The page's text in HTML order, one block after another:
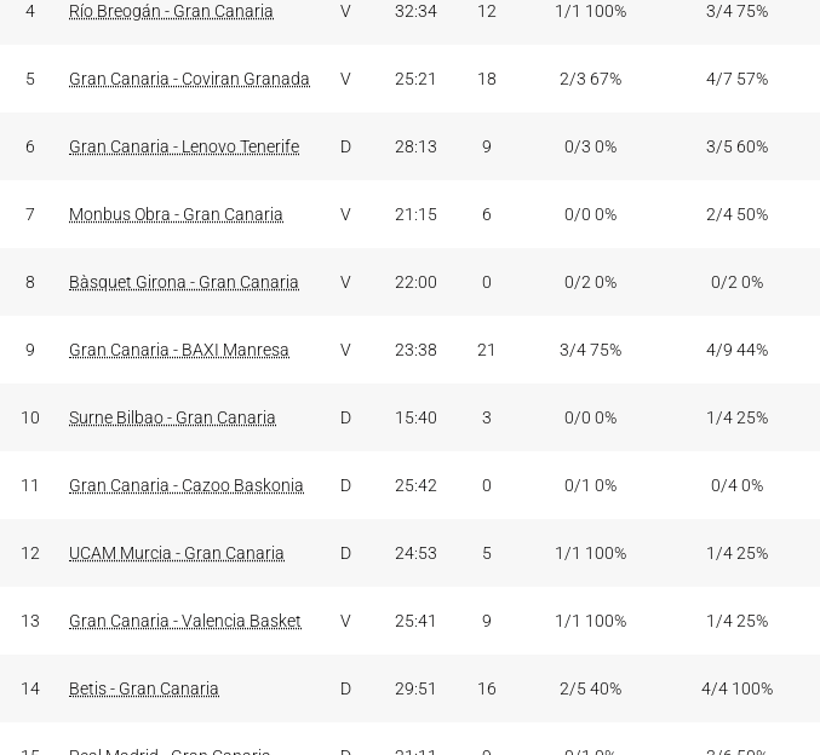
4 Río Breogán - Gran Canaria V 32:34 12 1/1 100% 3/4 75%
5 Gran Canaria - Coviran Granada V 25:21 18 2/3 67% 4/7 57%
6 Gran Canaria - Lenovo Tenerife D 28:13 9 0/3 0% 3/5 60%
7 Monbus Obra - Gran Canaria V 21:15 6 0/0 0% 2/4 50%
8 Bàsquet Girona - Gran Canaria V 22:00 0 0/2 0% 0/2 0%
9 Gran Canaria - BAXI Manresa V 23:38 21 3/4 75% 4/9 44%
10 Surne Bilbao - Gran Canaria D 15:40 3 0/0 0% 1/4 25%
11 Gran Canaria - Cazoo Baskonia D 25:42 0 0/1 0% 0/4 0%
12 UCAM Murcia - Gran Canaria D 24:53 5 1/1 100% 1/4 25%
13 Gran Canaria - Valencia Basket V 25:41 9 1/1 100% 1/4 25%
14 Betis - Gran Canaria D 29:51 16 2/5 40% 4/4 100%